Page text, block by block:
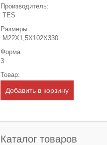
Производитель:
TES
Размеры:
M22X1,5X102X330
Форма:
3
Товар:
Каталог товаров